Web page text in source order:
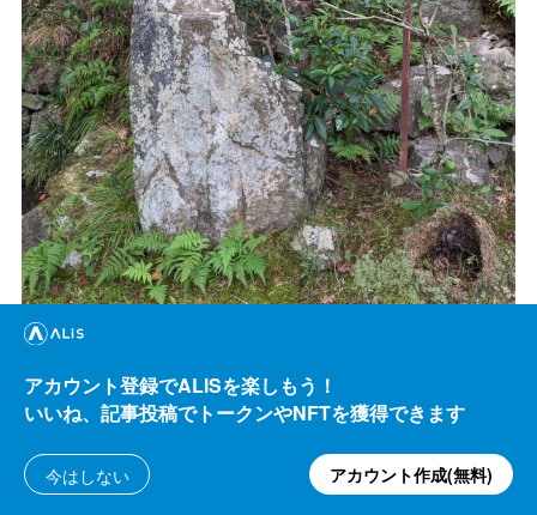
に言ったら、これじゃあ、頭傷だらけになったんじゃな
昔はちょっとはツルツルだったのかな、この石磨かれ
アカウント登録でALISを楽しもう！
いいね、記事投稿でトークンやNFTを獲得できます
今はしない アカウント作成(無料)